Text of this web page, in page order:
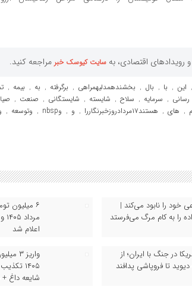
رئیس
رویدادهای اقتصادی، به سایت کیوسک خبر مراجعه کنید.
, این , با , بال , بخشندهمدلیهمراهی , برگرفته , به , بیمه ,
رسانی , سرمایه , سلاح , شایسته , شایستگانی , صنعت ,
, های , هستند۱۷مردادروزخبرنگاررا , و , وnbsp , وتوسعه ,
را نابود می‌کند |
را به کام مرگ می‌فرستد
۶ میلیون
اعلام شد
در جنگ با ایران؛ از
تا فروپاشی پدافند
۱۴۰۵
شایعه داغ +